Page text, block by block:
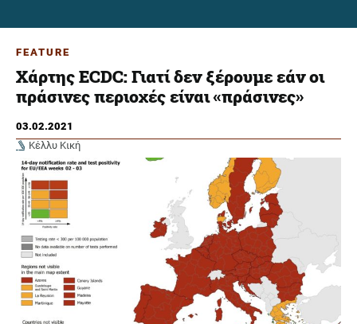
FEATURE
Χάρτης ECDC: Γιατί δεν ξέρουμε εάν οι
πράσινες περιοχές είναι «πράσινες»
03.02.2021
Κέλλυ Κική